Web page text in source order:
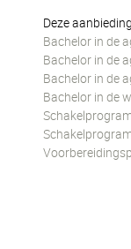
Deze
Bachelor in de
Bachelor in de
Bachelor in de
Bachelor in de